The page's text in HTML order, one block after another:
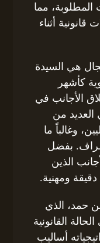
المطلوبة، مما
أثناء
هي السيدة
كأشهر
الأجانب في
العديد من
وغالباً ما
بفضل
الذين
ومهنية.
حمد، الذي
القانونية
أساليب